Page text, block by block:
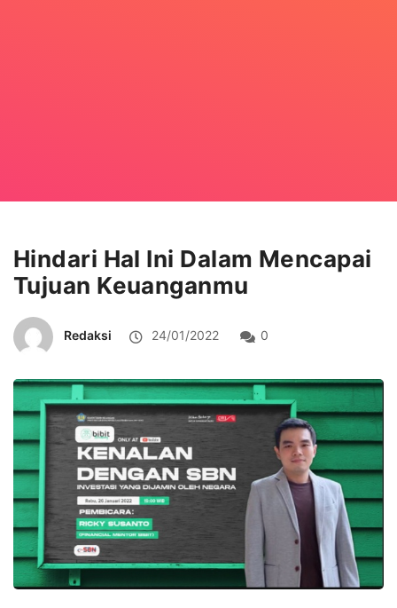
Hindari Hal Ini Dalam Mencapai
Tujuan Keuanganmu
Redaksi 24/01/2022 0